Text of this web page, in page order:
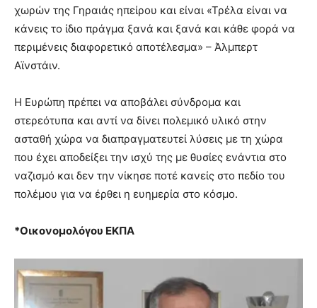
χωρών της Γηραιάς ηπείρου και είναι «Τρέλα είναι να
κάνεις το ίδιο πράγμα ξανά και ξανά και κάθε φορά να
περιμένεις διαφορετικό αποτέλεσμα» – Άλμπερτ
Αϊνστάιν.
Η Ευρώπη πρέπει να αποβάλει σύνδρομα και
στερεότυπα και αντί να δίνει πολεμικό υλικό στην
ασταθή χώρα να διαπραγματευτεί λύσεις με τη χώρα
που έχει αποδείξει την ισχύ της με θυσίες ενάντια στο
ναζισμό και δεν την νίκησε ποτέ κανείς στο πεδίο του
πολέμου για να έρθει η ευημερία στο κόσμο.
*Οικονομολόγου ΕΚΠΑ